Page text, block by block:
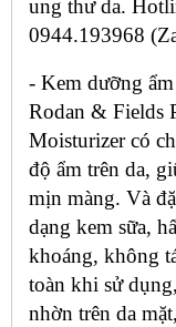
ung thư da.
0944.193968
- Kem dưỡng
Rodan & Fields
Moisturizer có
độ ẩm trên da,
mịn màng. Và
dạng kem sữa,
khoáng, không
toàn khi sử
nhờn trên da